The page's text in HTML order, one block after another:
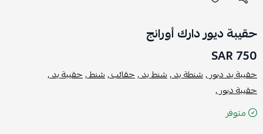
حقيبة ديور دارك أورانج
750 SAR
حقيبة يد ديور ,شنطة يد ,شنط يد ,حقائب ,شنط ,حقيبة يد ,
حقيبة ديور ,
متوفر